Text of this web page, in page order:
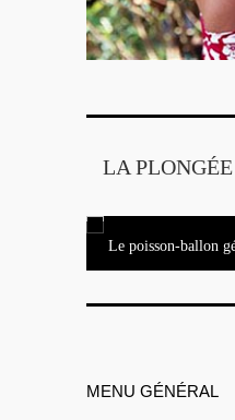
LA
MENU GÉNÉRAL